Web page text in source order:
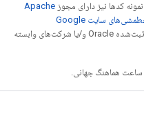
کدها نیز دارای مجوز Apache
خطمشی‌های سایت Google
مراجعه کنید. جاوا علامت تجاری ثبت‌شده Oracle و/یا شرکت‌های وابسته